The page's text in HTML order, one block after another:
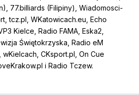
77.billiards (Filipiny), Wiadomosci-
tcz.pl, WKatowicach.eu, Echo
Kielce, Radio FAMA, Eska2,
Świętokrzyska, Radio eM
CKsport.pl, On Cue
i Radio Tczew.